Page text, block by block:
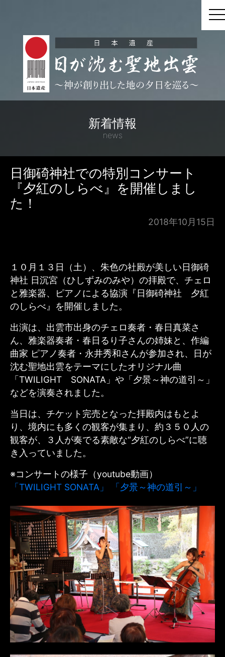
新着情報
news
日御碕神社での特別コンサート
『夕紅のしらべ』を開催しまし
た！
2018年10月15日
１０月１３日（土）、朱色の社殿が美しい日御碕
神社 日沉宮（ひしずみのみや）の拝殿で、チェロ
と雅楽器、ピアノによる協演『日御碕神社 夕紅
のしらべ』を開催しました。
出演は、出雲市出身のチェロ奏者・春日真菜さ
ん、雅楽器奏者・春日るり子さんの姉妹と、作編
曲家 ピアノ奏者・永井秀和さんが参加され、日が
沈む聖地出雲をテーマにしたオリジナル曲
「TWILIGHT SONATA」や「夕景～神の道引～」
などを演奏されました。
当日は、チケット完売となった拝殿内はもとよ
り、境内にも多くの観客が集まり、約３５０人の
観客が、３人が奏でる素敵な“夕紅のしらべ”に聴
き入っていました。
※コンサートの様子（youtube動画）
「TWILIGHT SONATA」
「夕景～神の道引～」